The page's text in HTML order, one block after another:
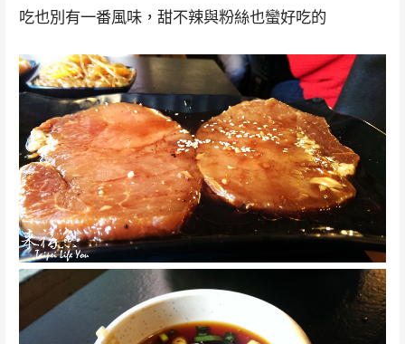
吃也別有一番風味，甜不辣與粉絲也蠻好吃的